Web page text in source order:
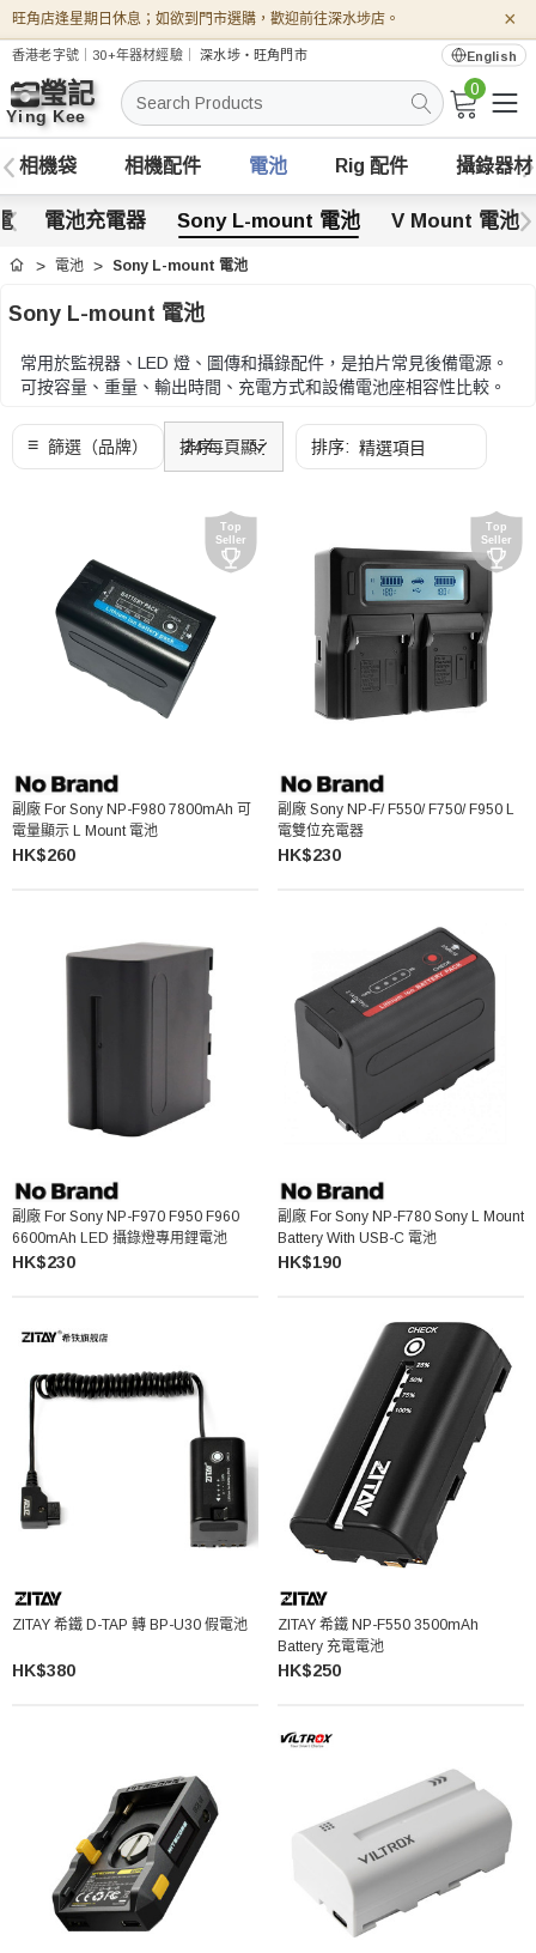
旺角店逢星期日休息；如欲到門市選購，歡迎前往深水埗店。 ×
香港老字號｜30+年器材經驗｜深水埗・旺角門市 English
搜
索
0
相機袋 相機配件 電池 Rig 配件 攝錄器材
電池充電器 Sony L-mount 電池 V Mount 電池
首頁 電池 Sony L-mount 電池
Sony L-mount 電池
常用於監視器、LED 燈、圖傳和攝錄配件，是拍片常見後備電源。
可按容量、重量、輸出時間、充電方式和設備電池座相容性比較。
副廠 For Sony NP-F980 7800mAh 可
電量顯示 L Mount 電池
HK$260
副廠 Sony NP-F/ F550/ F750/ F950 L
電雙位充電器
HK$230
副廠 For Sony NP-F970 F950 F960
6600mAh LED 攝錄燈專用鋰電池
HK$230
副廠 For Sony NP-F780 Sony L Mount
Battery With USB-C 電池
HK$190
ZITAY 希鐵 D-TAP 轉 BP-U30 假電池
HK$380
ZITAY 希鐵 NP-F550 3500mAh
Battery 充電電池
HK$250